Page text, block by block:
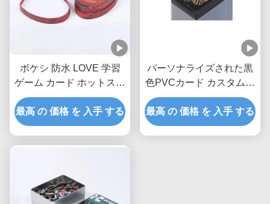
ボケシ 防水 LOVE 学習
ゲーム カード ホットスタ
ンプ
最高 の 価格 を 入手 する
パーソナライズされた黒
色PVCカード カスタム印
刷
最高 の 価格 を 入手 する